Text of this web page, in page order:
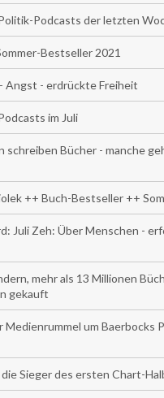
Podcasts der letzten
Bestseller 2021
Angst - erdrückte Freiheit
im Juli
Bücher - manche
++ Buch-Bestseller ++
Juli Zeh: Über Menschen -
mehr als 13 Millionen
gekauft
um Baerbocks
Sieger des ersten Chart-